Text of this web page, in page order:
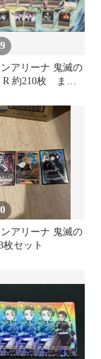
アリーナ 鬼滅の
R 約210枚 まと
アリーナ 鬼滅の
枚セット